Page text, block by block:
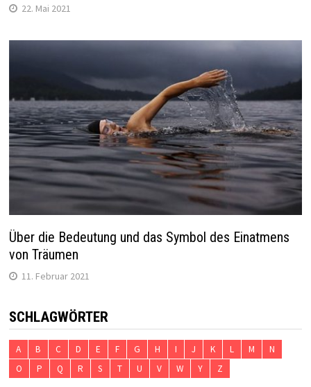
22. Mai 2021
Über die Bedeutung und das Symbol des Einatmens
von Träumen
11. Februar 2021
SCHLAGWÖRTER
A B C D E F G H I J K L M
N
O
P Q R S T U V W Y Z